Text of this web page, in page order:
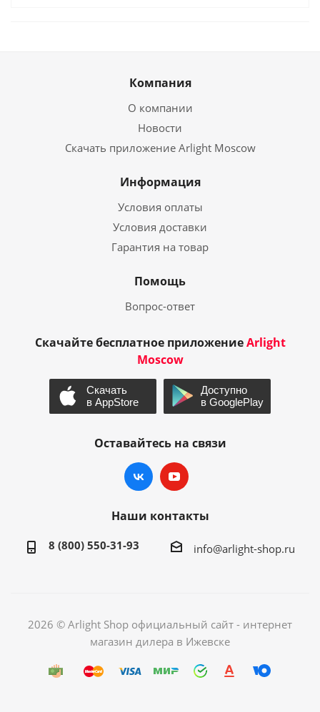
Компания
О компании
Новости
Скачать приложение Arlight Moscow
Информация
Условия оплаты
Условия доставки
Гарантия на товар
Помощь
Вопрос-ответ
Скачайте бесплатное приложениеArlight
Moscow
Оставайтесь на связи
Наши контакты
8 (800) 550-31-93 info@arlight-shop.ru
2026 © Arlight Shop официальный сайт - интернет
магазин дилера в Ижевске